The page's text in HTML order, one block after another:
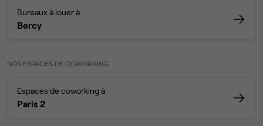
Bureaux à louer à
Bercy
NOS ESPACES DE COWORKING
Espaces de coworking à
Paris 2